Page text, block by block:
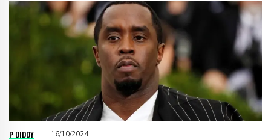
P DIDDY 16/10/2024